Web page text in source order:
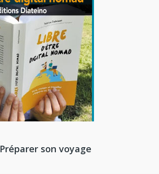
Préparer son voyage